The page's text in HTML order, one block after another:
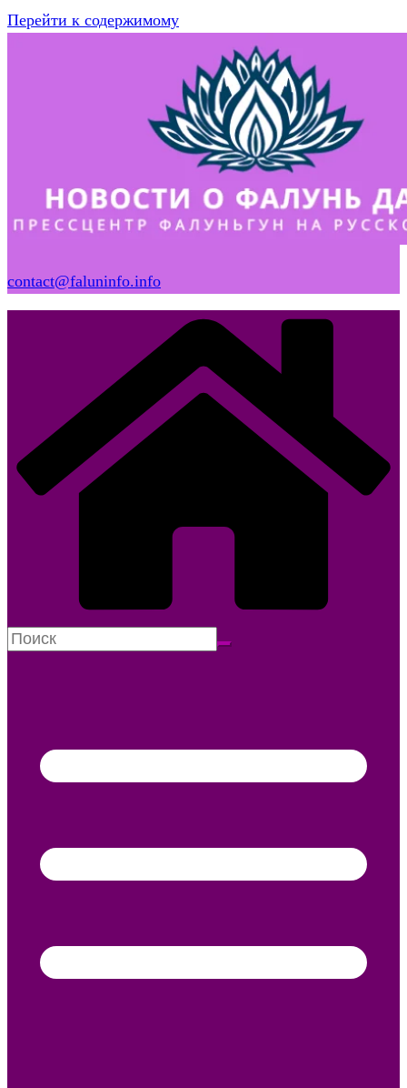
Перейти к содержимому
contact@faluninfo.info